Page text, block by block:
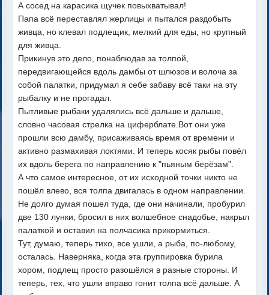
А сосед на карасика щучек повыхватывал!
Папа всё переставлял жерлицы и пытался раздобыть
живца, но клевал подлещик, мелкий для еды, но крупный
для живца.
Прикинув это дело, понаблюдав за толпой,
передвигающейся вдоль дамбы от шлюзов и волоча за
собой палатки, придумал я себе забаву всё таки на эту
рыбалку и не прогадал.
Пытливые рыбаки удалялись всё дальше и дальше,
словно часовая стрелка на циферблате.Вот они уже
прошли всю дамбу, присаживаясь время от времени и
активно размахивая локтями. И теперь косяк рыбы повёл
их вдоль берега по направлению к "пьяным берёзам".
А что самое интересное, от их исходной точки никто не
пошёл влево, вся толпа двигалась в одном направлении.
Не долго думая пошел туда, где они начинали, пробурил
две 130 лунки, бросил в них волшебное снадобье, накрыл
палаткой и оставил на полчасика прикормиться.
Тут, думаю, теперь тихо, все ушли, а рыба, по-любому,
осталась. Наверняка, когда эта группировка бурила
хором, подлещ просто разошёлся в разные стороны. И
теперь, тех, что ушли вправо гонит толпа всё дальше. А